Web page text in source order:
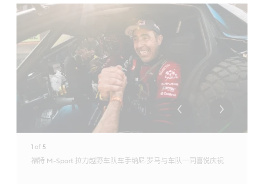
1 of 5
福特 M-Sport 拉力越野车队车手纳尼·罗马与车队一同喜悦庆祝